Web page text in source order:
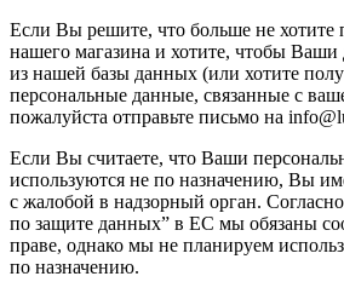
Если Вы решите, что больше не хотите
нашего магазина и хотите, чтобы
из нашей базы данных (или хотите
персональные данные, связанные с
пожалуйста отправьте письмо на
Если Вы считаете, что Ваши
используются не по назначению, Вы
с жалобой в надзорный орган.
по защите данных” в ЕС мы обязаны
праве, однако мы не планируем
по назначению.